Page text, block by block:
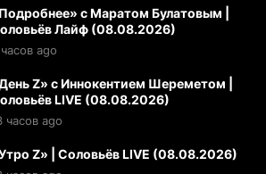
с Маратом Булатовым |
Лайф (08.08.2026)
ago
Z» с Иннокентием Шереметом |
LIVE (08.08.2026)
часов ago
Z» | Соловьёв LIVE (08.08.2026)